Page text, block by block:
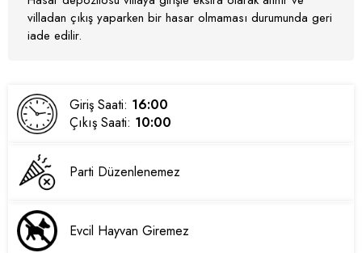
villadan çıkış yaparken bir hasar olmaması durumunda geri
iade edilir.
Giriş Saati: 16:00
Çıkış Saati: 10:00
Parti Düzenlenemez
Evcil Hayvan Giremez